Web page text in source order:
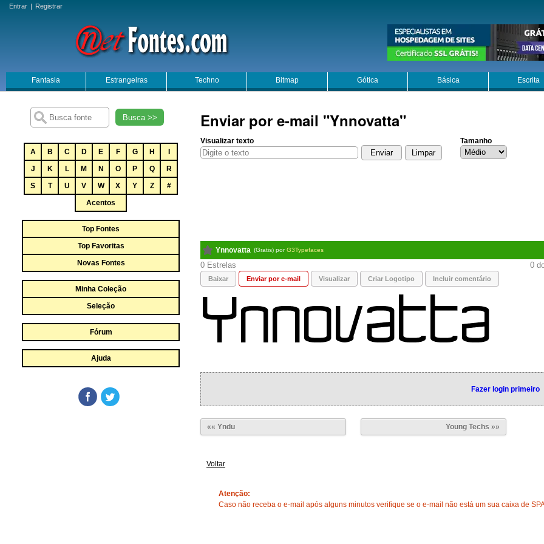
Entrar | Registrar
Fantasia Estrangeiras Techno Bitmap Gótica Básica Escrita
Busca >>
A B C D E F G H
J
K L M N O P Q
R
S
T U V W X Y Z
#
Acentos
Top Fontes
Top Favoritas
Novas Fontes
Minha Coleção
Seleção
Fórum
Ajuda
Enviar por e-mail "Ynnovatta"
Visualizar texto Tamanho
Ynnovatta (Gratis) porG3Typefaces
0 0
Baixar Enviar por e-mail Visualizar Criar Logotipo Incluir comentário
Fazer login primeiro
«« Yndu Young Techs »»
Voltar
Atenção:
Caso não receba o e-mail após alguns minutos verifique se o e-mail não está um sua caixa de